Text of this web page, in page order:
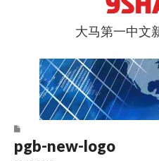
9点股票
大马第一中文
pgb-new-logo